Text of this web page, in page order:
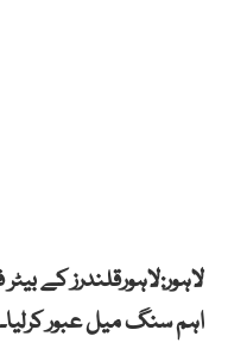
لاہور:لاہورقلندرز کے
اہم سنگ میل عبور کرلیا۔